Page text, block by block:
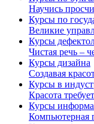
Научись
Курсы по
Великие
Курсы
Чистая речь –
Курсы дизайна
Создавая
Курсы в
Красота
Курсы
Компьютерная